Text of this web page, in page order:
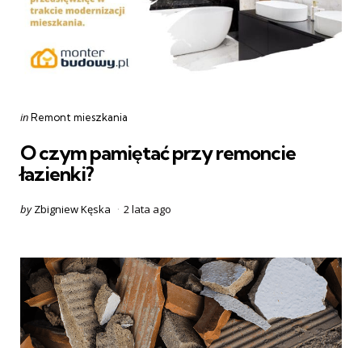
Categories
Posted
inRemont mieszkania
O czym pamiętać przy remoncie
łazienki?
Posted
by Zbigniew Kęska 2 lata ago